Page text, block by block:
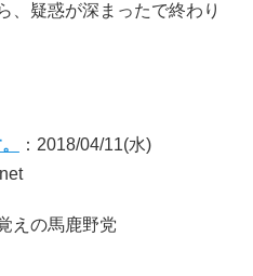
、疑惑が深まったで終わり
：2018/04/11(水)
えの馬鹿野党